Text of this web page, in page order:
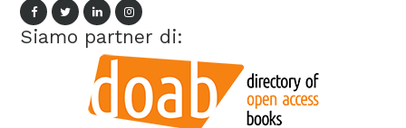
Siamo partner di: